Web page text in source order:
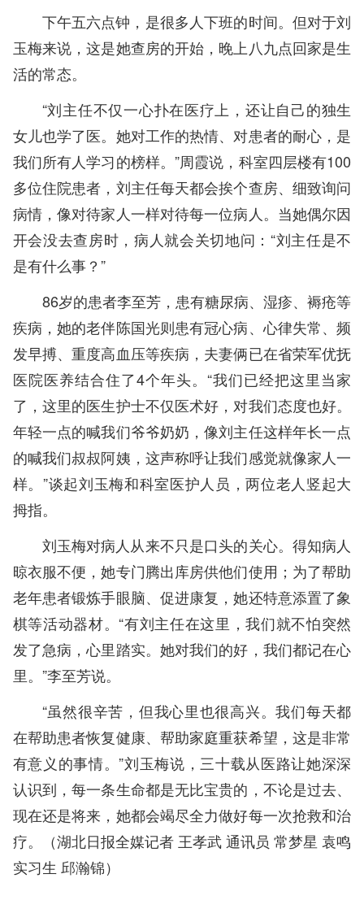
下午五六点钟，是很多人下班的时间。但对于刘
玉梅来说，这是她查房的开始，晚上八九点回家是生
活的常态。
“刘主任不仅一心扑在医疗上，还让自己的独生
女儿也学了医。她对工作的热情、对患者的耐心，是
我们所有人学习的榜样。”周霞说，科室四层楼有100
多位住院患者，刘主任每天都会挨个查房、细致询问
病情，像对待家人一样对待每一位病人。当她偶尔因
开会没去查房时，病人就会关切地问：“刘主任是不
是有什么事？”
86岁的患者李至芳，患有糖尿病、湿疹、褥疮等
疾病，她的老伴陈国光则患有冠心病、心律失常、频
发早搏、重度高血压等疾病，夫妻俩已在省荣军优抚
医院医养结合住了4个年头。“我们已经把这里当家
了，这里的医生护士不仅医术好，对我们态度也好。
年轻一点的喊我们爷爷奶奶，像刘主任这样年长一点
的喊我们叔叔阿姨，这声称呼让我们感觉就像家人一
样。”谈起刘玉梅和科室医护人员，两位老人竖起大
拇指。
刘玉梅对病人从来不只是口头的关心。得知病人
晾衣服不便，她专门腾出库房供他们使用；为了帮助
老年患者锻炼手眼脑、促进康复，她还特意添置了象
棋等活动器材。“有刘主任在这里，我们就不怕突然
发了急病，心里踏实。她对我们的好，我们都记在心
里。”李至芳说。
“虽然很辛苦，但我心里也很高兴。我们每天都
在帮助患者恢复健康、帮助家庭重获希望，这是非常
有意义的事情。”刘玉梅说，三十载从医路让她深深
认识到，每一条生命都是无比宝贵的，不论是过去、
现在还是将来，她都会竭尽全力做好每一次抢救和治
疗。（湖北日报全媒记者 王孝武通讯员 常梦星 袁鸣
实习生 邱瀚锦）